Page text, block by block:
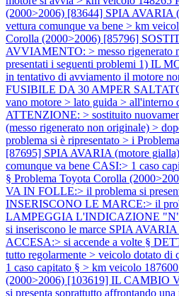
(2000>2006) [83644] SPIA AVARIA
vettura comunque va bene > km
Corolla (2000>2006) [85796]
AVVIAMENTO: > messo rigenerato
presentati i seguenti problemi 1) IL
in tentativo di avviamento il motore
FUSIBILE DA 30 AMPER
vano motore > lato guida > all'interno
ATTENZIONE: > sostituito
(messo rigenerato non originale) >
problema si è ripresentato > i
[87695] SPIA AVARIA (motore
comunque va bene CASI:> 1 caso
§ Problema Toyota Corolla
VA IN FOLLE:> il problema si
INSERISCONO LE MARCE:> il
LAMPEGGIA L'INDICAZIONE
si inseriscono le marce SPIA
ACCESA:> si accende a volte §
tutto regolarmente > veicolo dotato
1 caso capitato § > km veicolo
(2000>2006) [103619] IL CAMBIO
si presenta soprattutto affrontando